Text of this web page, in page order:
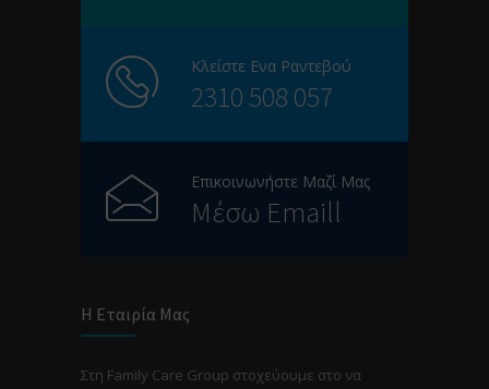
Κλείστε Ενα Ραντεβού
2310 508 057
Επικοινωνήστε Μαζί Μας
Μέσω Emaill
Η Εταιρία Μας
Στη Family Care Group στοχεύουμε στο να